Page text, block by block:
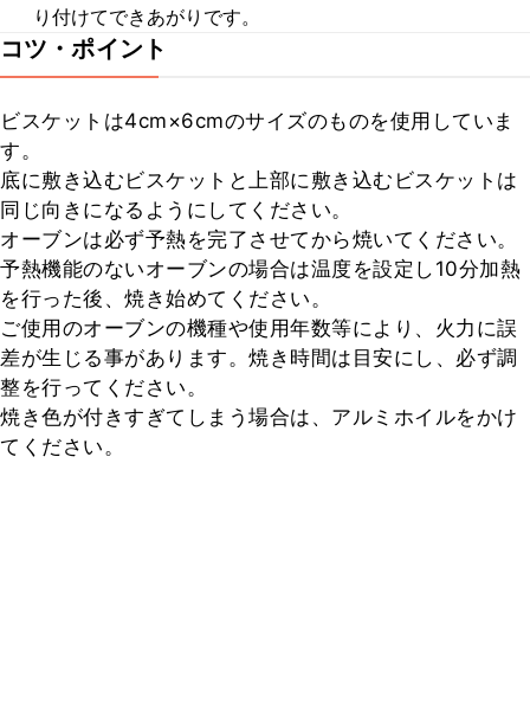
り付けてできあがりです。
コツ・ポイント
ビスケットは4cm×6cmのサイズのものを使用していま
す。
底に敷き込むビスケットと上部に敷き込むビスケットは
同じ向きになるようにしてください。
オーブンは必ず予熱を完了させてから焼いてください。
予熱機能のないオーブンの場合は温度を設定し10分加熱
を行った後、焼き始めてください。
ご使用のオーブンの機種や使用年数等により、火力に誤
差が生じる事があります。焼き時間は目安にし、必ず調
整を行ってください。
焼き色が付きすぎてしまう場合は、アルミホイルをかけ
てください。